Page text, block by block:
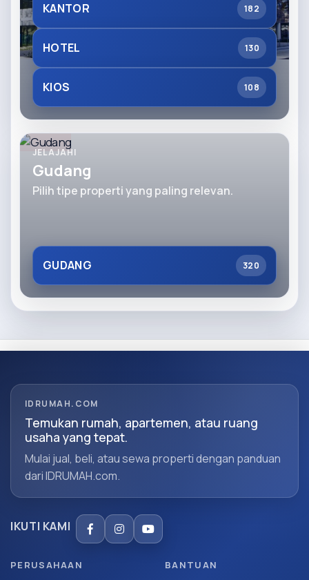
KANTOR 182
HOTEL 130
KIOS 108
JELAJAHI
Gudang
Pilih tipe properti yang paling relevan.
GUDANG 320
IDRUMAH.COM
Temukan rumah, apartemen, atau ruang
usaha yang tepat.
Mulai jual, beli, atau sewa properti dengan panduan
dari IDRUMAH.com.
IKUTI KAMI
PERUSAHAAN BANTUAN